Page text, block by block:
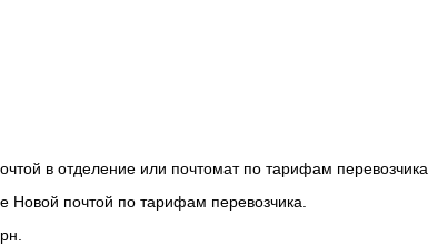
в отделение или почтомат по тарифам перевозчика.
Новой почтой по тарифам перевозчика.